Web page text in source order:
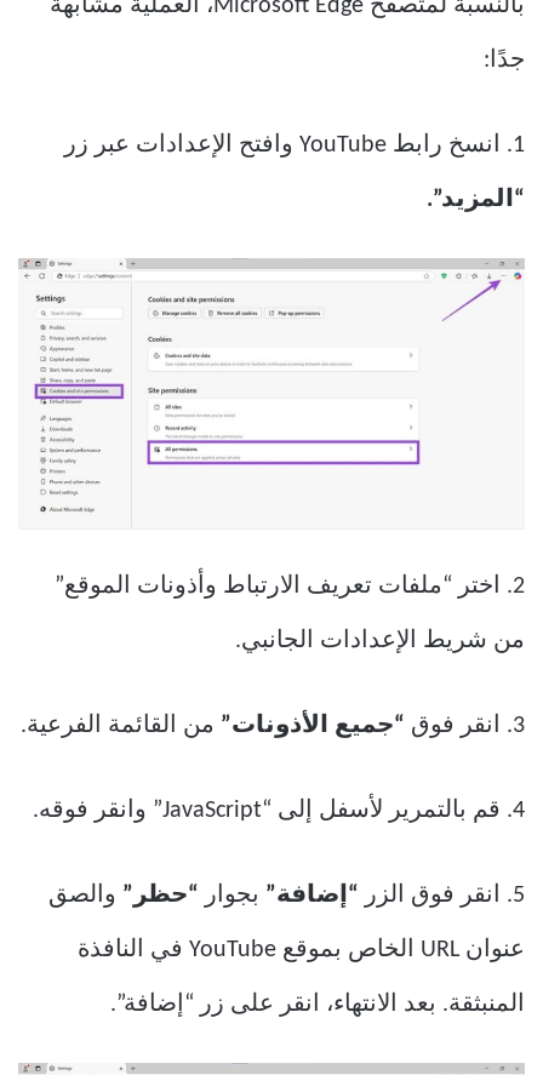
بالنسبة لمتصفح Microsoft Edge، العملية مشابهة
جدًا:
1. انسخ رابط YouTube وافتح الإعدادات عبر زر
“المزيد”.
2. اختر “ملفات تعريف الارتباط وأذونات الموقع”
من شريط الإعدادات الجانبي.
3. انقر فوق “جميع الأذونات” من القائمة الفرعية.
4. قم بالتمرير لأسفل إلى “JavaScript” وانقر فوقه.
5. انقر فوق الزر “إضافة” بجوار “حظر” والصق
عنوان URL الخاص بموقع YouTube في النافذة
المنبثقة. بعد الانتهاء، انقر على زر “إضافة”.